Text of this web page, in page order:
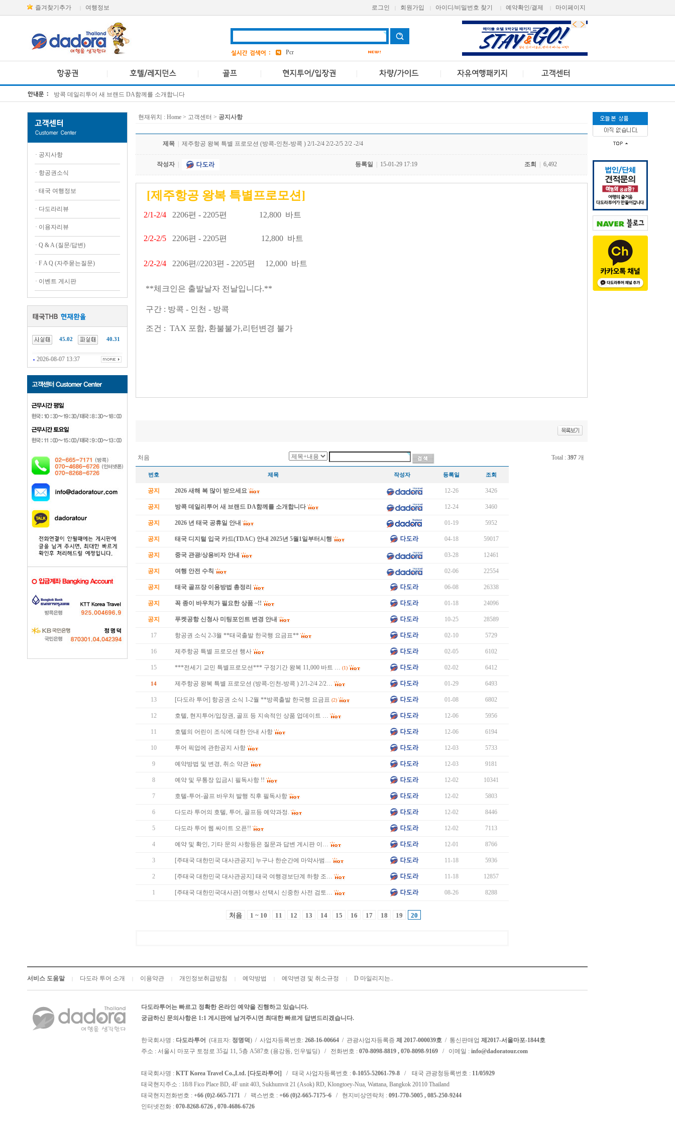
즐겨찾기추가 여행정보 로그인 회원가입 아이디/비밀번호 찾기 예약확인/결제
마이페이지
grand
2
a one
bangkok
4
Pcr
앳 마인드
AETAS
방콕 데일리투어 새 브랜드 DA함께를 소개합니다
· 공지사항
· 항공권소식
· 태국 여행정보
· 다도라리뷰
· 이용자리뷰
· Q & A (질문/답변)
· F A Q (자주묻는질문)
· 이벤트 게시판
45.02 40.31
2026-08-07 13:37
현재위치 : Home > 고객센터 > 공지사항
제목 제주항공 왕복 특별 프로모션 (방콕-인천-방콕 ) 2/1-2/4 2/2-2/5 2/2 -2/4
작성자 등록일 15-01-29 17:19 조회 6,492
[제주항공 왕복 특별프로모션]
2/1-2/4 2206편 - 2205편 12,800 바트
2/2-2/5 2206편 - 2205편 12,800 바트
2/2-2/4 2206편//2203편 - 2205편 12,000 바트
**체크인은 출발날자 전날입니다.**
구간 : 방콕 - 인천 - 방콕
조건 : TAX 포함, 환불불가,리턴변경 불가
처음 Total : 397 개
번호 제목 작성자 등록일 조회
공지 2026 새해 복 많이 받으세요 12-26 3426
공지 방콕 데일리투어 새 브랜드 DA함께를 소개합니다 12-24 3460
공지 2026 년 태국 공휴일 안내 01-19 5952
공지 태국 디지털 입국 카드(TDAC) 안내 2025년 5월1일부터시행 04-18 59017
공지 중국 관광/상용비자 안내 03-28 12461
공지 여행 안전 수칙 02-06 22554
공지 태국 골프장 이용방법 총정리 06-08 26338
공지 꼭 종이 바우처가 필요한 상품 ~!! 01-18 24096
공지 푸켓공항 신청사 미팅포인트 변경 안내 10-25 28589
17 항공권 소식 2-3월 **태국출발 한국행 요금표** 02-10 5729
16 제주항공 특별 프로모션 행사 02-05 6102
15 ***전세기 교민 특별프로모션*** 구정기간 왕복 11,000 바트 … (1) 02-02 6412
14 제주항공 왕복 특별 프로모션 (방콕-인천-방콕 ) 2/1-2/4 2/2… 01-29 6493
13 [다도라 투어] 항공권 소식 1-2월 **방콕출발 한국행 요금표 (2) 01-08 6802
12 호텔, 현지투어/입장권, 골프 등 지속적인 상품 업데이트 … 12-06 5956
11 호텔의 어린이 조식에 대한 안내 사항 12-06 6194
10 투어 픽업에 관한공지 사항 12-03 5733
9 예약방법 및 변경, 취소 약관 12-03 9181
8 예약 및 무통장 입금시 필독사항 !! 12-02 10341
7 호텔-투어-골프 바우처 발행 직후 필독사항 12-02 5803
6 다도라 투어의 호텔, 투어, 골프등 예약과정. 12-02 8446
5 다도라 투어 웹 싸이트 오픈!! 12-02 7113
4 예약 및 확인, 기타 문의 사항등은 질문과 답변 게시판 이… 12-01 8766
3 [주태국 대한민국 대사관공지] 누구나 한순간에 마약사범… 11-18 5936
2 [주태국 대한민국 대사관공지] 태국 여행경보단계 하향 조… 11-18 12857
1 [주태국 대한민국대사관] 여행사 선택시 신중한 사전 검토… 08-26 8288
처음 1 ~ 10 11 12 13 14 15 16 17 18 19 20
서비스 도움말 다도라 투어 소개 이용약관 개인정보취급방침 예약방법 예약변경 및 취소규정 D 마일리지는..
다도라투어는 빠르고 정확한 온라인 예약을 진행하고 있습니다.
궁금하신 문의사항은 1:1 게시판에 남겨주시면 최대한 빠르게 답변드리겠습니다.
한국회사명 : 다도라투어 (대표자: 정명덕) / 사업자등록번호: 268-16-00664 / 관광사업자등록증 제 2017-000039호 / 통신판매업 제2017-서울마포-1844호
주소 : 서울시 마포구 토정로 35길 11, 5층 A587호 (용강동, 인우빌딩) / 전화번호 : 070-8098-8819 , 070-8098-9169 / 이메일 : info@dadoratour.com
태국회사명 : KTT Korea Travel Co.,Ltd. [다도라투어] / 태국 사업자등록번호 : 0-1055-52061-79-8 / 태국 관광청등록번호 : 11/05929
태국현지주소 : 18/8 Fico Place BD, 4F unit 403, Sukhumvit 21 (Asok) RD, Klongtoey-Nua, Wattana, Bangkok 20110 Thailand
태국현지전화번호 : +66 (0)2-665-7171 / 팩스번호 : +66 (0)2-665-7175~6 / 현지비상연락처 : 091-770-5005 , 085-250-9244
인터넷전화 : 070-8268-6726 , 070-4686-6726